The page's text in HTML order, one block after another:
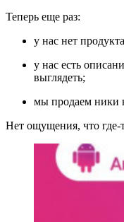
Теперь еще раз:
у нас нет
у нас есть
выглядеть;
мы продаем ники
Нет ощущения, что